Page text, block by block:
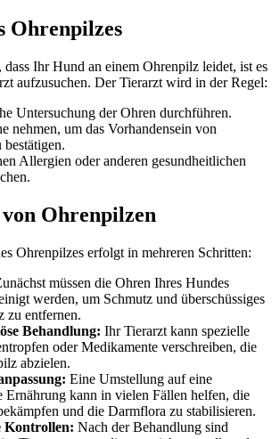
Ohrenpilzes
dass Ihr Hund an einem Ohrenpilz leidet, ist es
aufzusuchen. Der Tierarzt wird in der Regel:
Untersuchung der Ohren durchführen.
nehmen, um das Vorhandensein von
Allergien oder anderen gesundheitlichen
Ohrenpilzen
Ohrenpilzes erfolgt in mehreren Schritten:
müssen die Ohren Ihres Hundes
werden, um Schmutz und überschüssiges
zu entfernen.
Behandlung: Ihr Tierarzt kann spezielle
oder Medikamente verschreiben, die
abzielen.
Eine Umstellung auf eine
Ernährung kann in vielen Fällen helfen, die
und die Darmflora zu stabilisieren.
Kontrollen: Nach der Behandlung sind